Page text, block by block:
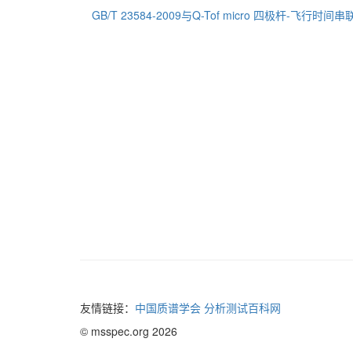
GB/T 23584-2009与Q-Tof micro 四极杆-飞行时间串
友情链接： 中国质谱学会 分析测试百科网
© msspec.org 2026